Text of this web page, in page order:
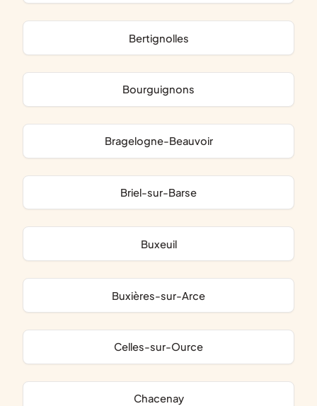
Bertignolles
Bourguignons
Bragelogne-Beauvoir
Briel-sur-Barse
Buxeuil
Buxières-sur-Arce
Celles-sur-Ource
Chacenay